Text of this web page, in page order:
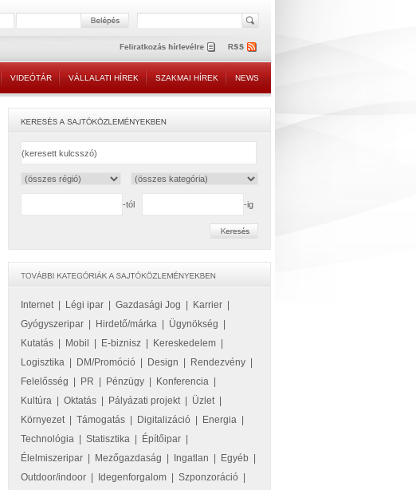
VIDEÓTÁR VÁLLALATI HÍREK SZAKMAI HÍREK NEWS
-tól -ig
Internet| Légi ipar Gazdasági Jog Karrier
Gyógyszeripar
Hirdető/márka Ügynökség
Kutatás
Mobil E-biznisz Kereskedelem
Logisztika
DM/Promóció Design Rendezvény
Felelősség
PR Pénzügy Konferencia
Kultúra
Oktatás Pályázati projekt| Üzlet|
Környezet| Támogatás Digitalizáció Energia
Technológia
Statisztika Építőipar
Élelmiszeripar
Mezőgazdaság Ingatlan Egyéb
Outdoor/indoor
Idegenforgalom Szponzoráció